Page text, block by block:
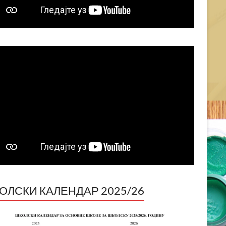
КАЛЕНДАР 2025/26